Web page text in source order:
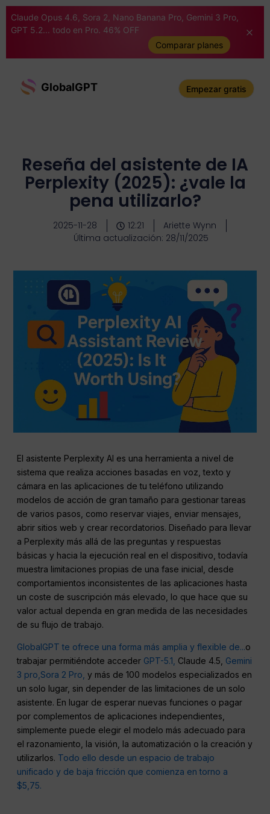
Claude Opus 4.6, Sora 2, Nano Banana Pro, Gemini 3 Pro,
GPT 5.2... todo en Pro. 46% OFF
Comparar planes
GlobalGPT Empezar gratis
Reseña del asistente de IA
Perplexity (2025): ¿vale la
pena utilizarlo?
2025-11-28 12:21
Ariette Wynn
Última actualización: 28/11/2025
El asistente Perplexity AI es una herramienta a nivel de
sistema que realiza acciones basadas en voz, texto y
cámara en las aplicaciones de tu teléfono utilizando
modelos de acción de gran tamaño para gestionar tareas
de varios pasos, como reservar viajes, enviar mensajes,
abrir sitios web y crear recordatorios. Diseñado para llevar
a Perplexity más allá de las preguntas y respuestas
básicas y hacia la ejecución real en el dispositivo, todavía
muestra limitaciones propias de una fase inicial, desde
comportamientos inconsistentes de las aplicaciones hasta
un coste de suscripción más elevado, lo que hace que su
valor actual dependa en gran medida de las necesidades
de su flujo de trabajo.
GlobalGPT te ofrece una forma más amplia y flexible de...o
trabajar permitiéndote acceder GPT-5.1, Claude 4.5, Gemini
3 pro,Sora 2 Pro, y más de 100 modelos especializados en
un solo lugar, sin depender de las limitaciones de un solo
asistente. En lugar de esperar nuevas funciones o pagar
por complementos de aplicaciones independientes,
simplemente puede elegir el modelo más adecuado para
el razonamiento, la visión, la automatización o la creación y
utilizarlos. Todo ello desde un espacio de trabajo
unificado y de baja fricción que comienza en torno a
$5,75.